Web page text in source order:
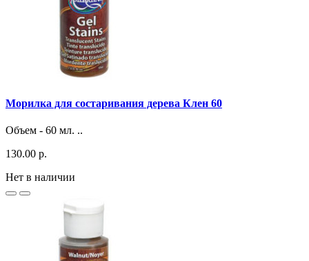
Морилка для состаривания дерева Клен 60
Объем - 60 мл. ..
130.00 р.
Нет в наличии